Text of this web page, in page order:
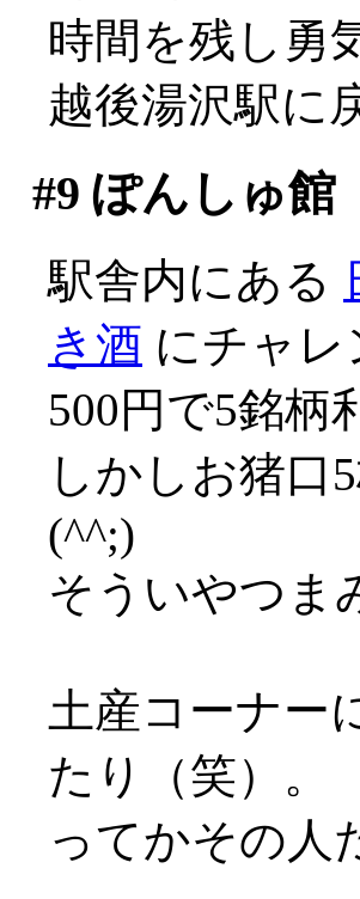
時間を残し勇
越後湯沢駅に
#9 ぽんしゅ館
駅舎内にある
き酒 にチャ
500円で5銘柄
しかしお猪口
(^^;)
そういやつま
土産コーナー
たり（笑）。
ってかその人